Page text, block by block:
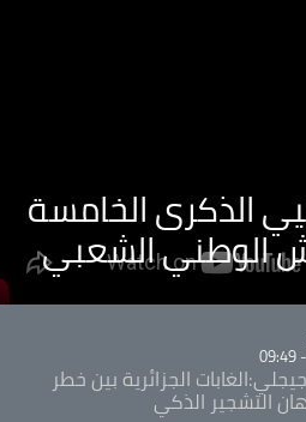
الذكرى الخامسة
الوطني الشعبي
الجزائرية بين خطر
التشجير الذكي